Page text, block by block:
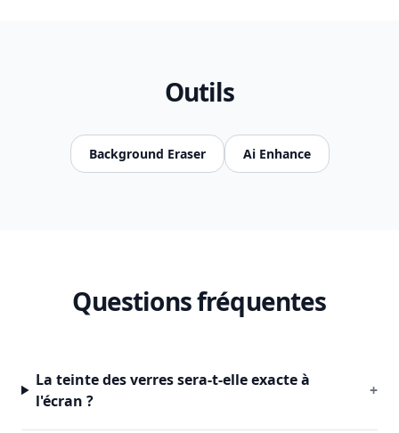
Outils
Background Eraser Ai Enhance
Questions fréquentes
La teinte des verres sera-t-elle exacte à
l'écran ?
+